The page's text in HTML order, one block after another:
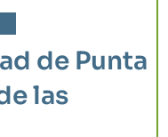
de Punta
las